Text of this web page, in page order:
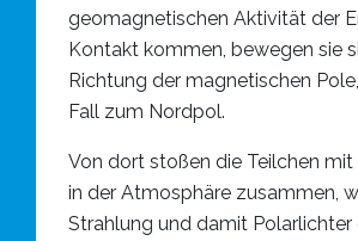
geomagnetischen Aktivität der
Kontakt kommen, bewegen sie
Richtung der magnetischen
Fall zum Nordpol.
Von dort stoßen die Teilchen mit
in der Atmosphäre zusammen,
Strahlung und damit Polarlichter